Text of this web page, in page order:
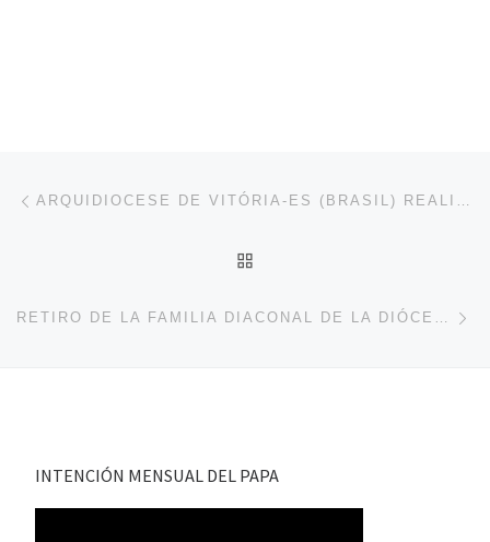
Navegación de entradas ARQUIDIOCESE DE VITÓRIA-ES (BRASIL) REALIZA ENCONTRO VOCACIONAL AO DIACONATO PERMANENTE
RETIRO DE LA FAMILIA DIACONAL DE LA DIÓCESIS DE BILBAO
INTENCIÓN MENSUAL DEL PAPA